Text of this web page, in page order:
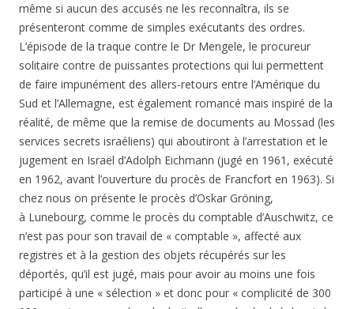
même si aucun des accusés ne les reconnaîtra, ils se
présenteront comme de simples exécutants des ordres.
L’épisode de la traque contre le Dr Mengele, le procureur
solitaire contre de puissantes protections qui lui permettent
de faire impunément des allers-retours entre l’Amérique du
Sud et l’Allemagne, est également romancé mais inspiré de la
réalité, de même que la remise de documents au Mossad (les
services secrets israéliens) qui aboutiront à l’arrestation et le
jugement en Israël d’Adolph Eichmann (jugé en 1961, exécuté
en 1962, avant l’ouverture du procès de Francfort en 1963). Si
chez nous on présente le procès d’Oskar Gröning,
à Lunebourg, comme le procès du comptable d’Auschwitz, ce
n’est pas pour son travail de « comptable », affecté aux
registres et à la gestion des objets récupérés sur les
déportés, qu’il est jugé, mais pour avoir au moins une fois
participé à une « sélection » et donc pour « complicité de 300